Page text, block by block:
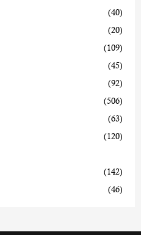
(40)
(20)
(109)
(45)
(92)
(506)
(63)
(120)
(142)
(46)